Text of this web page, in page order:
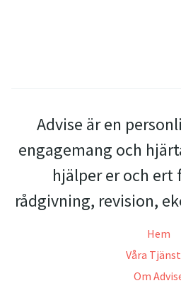
Advise är en
engagemang och
hjälper er och ert
rådgivning, revision,
Hem
Våra
Om